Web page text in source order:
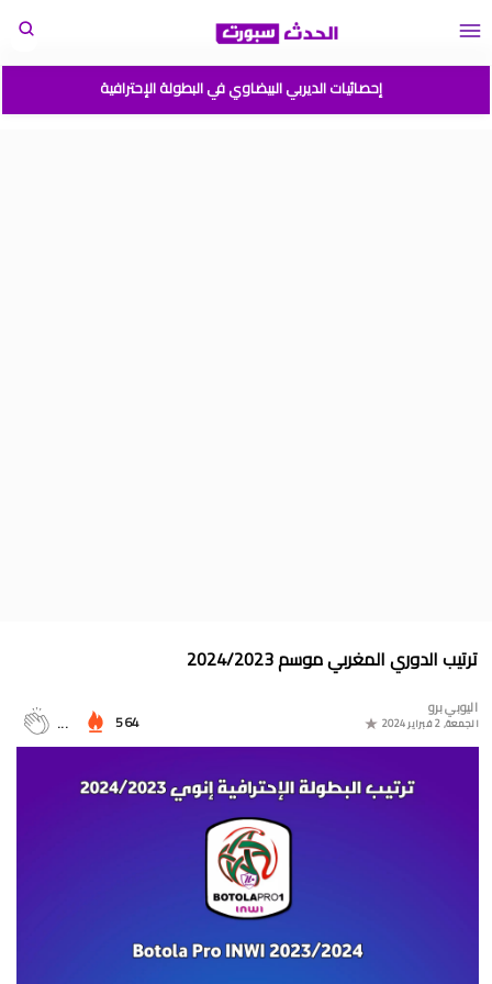
إحصائيات الديربي البيضاوي في البطولة الإحترافية
المجموعات الكاملة لدوري التميز الجديد 2024
ترتيب مجموعة المغرب في التصفيات الإفريقية المؤهلة لكأس العالم
2026
البطولة الوطنية 2024/2023
ترتيب الدوري المغربي موسم 2024/2023
اليوبي برو
الجمعة, 2 فبراير 2024 ...